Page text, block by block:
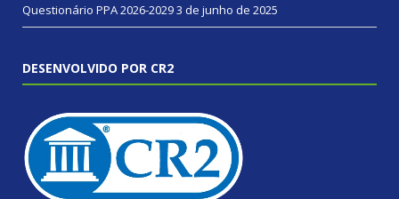
Questionário PPA 2026-20293 de junho de 2025
DESENVOLVIDO POR CR2